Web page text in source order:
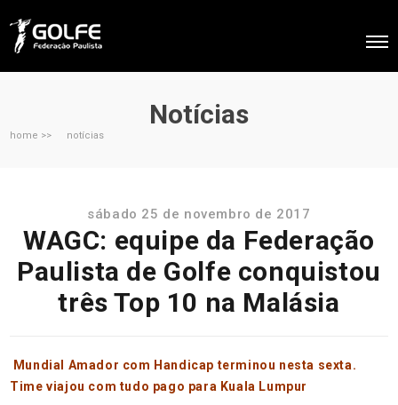
Notícias
home >> notícias
sábado 25 de novembro de 2017
WAGC: equipe da Federação
Paulista de Golfe conquistou
três Top 10 na Malásia
Mundial Amador com Handicap terminou nesta sexta.
Time viajou com tudo pago para Kuala Lumpur